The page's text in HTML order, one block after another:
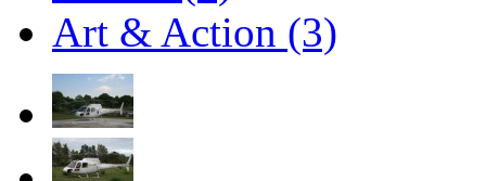
Art & Action (3)